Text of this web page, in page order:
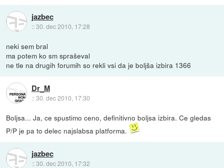
jazbec
::30. dec 2010, 17:28
neki sem bral
ma potem ko sm spraševal
ne tle na drugih forumih so rekli vsi da je boljša izbira 1366
Dr_M
::30. dec 2010, 17:30
Boljsa... Ja, ce spustimo ceno, definitivno boljsa izbira. Ce gledas
P/P je pa to delec najslabsa platforma.
jazbec
::30. dec 2010, 17:32